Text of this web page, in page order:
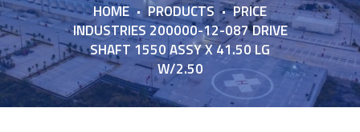
HOME PRODUCTS
PRICE
INDUSTRIES 200000-12-087 DRIVE
SHAFT 1550 ASSY X 41.50 LG
W/2.50